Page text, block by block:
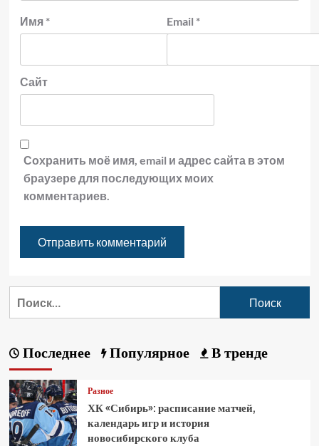
Имя * Email *
Сайт
Сохранить моё имя, email и адрес сайта в этом
браузере для последующих моих
комментариев.
Последнее Популярное В тренде
Разное
ХК «Сибирь»: расписание матчей,
календарь игр и история
новосибирского клуба